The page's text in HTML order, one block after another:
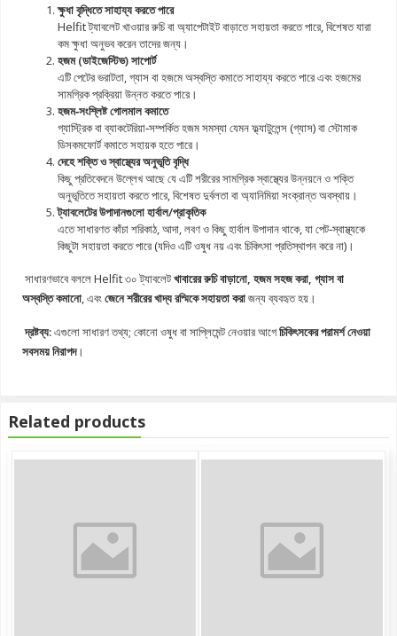
ক্ষুধা বৃদ্ধিতে সাহায্য করতে পারে
Helfit ট্যাবলেট খাওয়ার রুচি বা অ্যাপেটাইট বাড়াতে সহায়তা করতে পারে, বিশেষত যারা
কম ক্ষুধা অনুভব করেন তাদের জন্য।
হজম (ডাইজেস্টিভ) সাপোর্ট
এটি পেটের ভরাটতা, গ্যাস বা হজমে অস্বস্তি কমাতে সাহায্য করতে পারে এবং হজমের
সামগ্রিক প্রক্রিয়া উন্নত করতে পারে।
হজম‐সংশ্লিষ্ট গোলমাল কমাতে
গ্যাস্ট্রিক বা ব্যাকটেরিয়া‐সম্পর্কিত হজম সমস্যা যেমন ফ্ল্যাটুলেন্স (গ্যাস) বা স্টোমাক
ডিসকমফোর্ট কমাতে সহায়ক হতে পারে।
দেহে শক্তি ও স্বাস্থ্যের অনুভূতি বৃদ্ধি
কিছু প্রতিবেদনে উল্লেখ আছে যে এটি শরীরের সামগ্রিক স্বাস্থ্যের উন্নয়নে ও শক্তি
অনুভূতিতে সহায়তা করতে পারে, বিশেষত দুর্বলতা বা অ্যানিমিয়া সংক্রান্ত অবস্থায়।
ট্যাবলেটের উপাদানগুলো হার্বাল/প্রাকৃতিক
এতে সাধারণত কাঁচা শরিকাঠ, আদা, লবণ ও কিছু হার্বাল উপাদান থাকে, যা পেট‐স্বাস্থ্যকে
কিছুটা সহায়তা করতে পারে (যদিও এটি ওষুধ নয় এবং চিকিৎসা প্রতিস্থাপন করে না)।
সাধারণভাবে বললে Helfit ৩০ ট্যাবলেটখাবারের রুচি বাড়ানো, হজম সহজ করা, গ্যাস বা
অস্বস্তি কমানো , এবংজেনে শরীরের খাদ্য রস্মিকে সহায়তা করাজন্য ব্যবহৃত হয়।
দ্রষ্টব্য:এগুলো সাধারণ তথ্য; কোনো ওষুধ বা সাপ্লিমেন্ট নেওয়ার আগেচিকিৎসকের পরামর্শ নেওয়া
সবসময় নিরাপদ।
Related products